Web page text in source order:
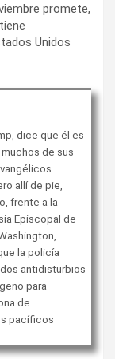
promete,
Unidos
dice que él es
muchos de sus
allí de pie,
frente a la
Episcopal de
la policía
antidisturbios
para
de
pacíficos